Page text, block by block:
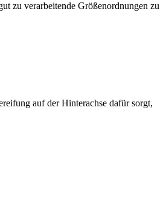
zu verarbeitende Größenordnungen zu
auf der Hinterachse dafür sorgt,